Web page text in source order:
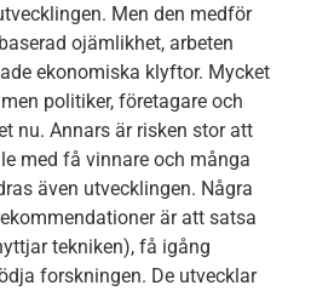
Men den medför
ojämlikhet, arbeten
ekonomiska klyftor. Mycket
politiker, företagare och
nu. Annars är risken stor att
med få vinnare och många
även utvecklingen. Några
är att satsa
tekniken), få igång
forskningen. De utvecklar